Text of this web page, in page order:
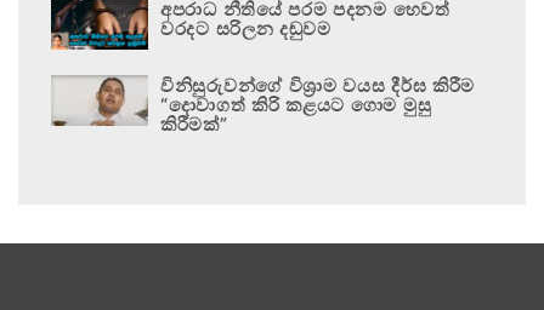
අපරාධ නීතියේ පරම පදනම හෙවත්
වරදට සරිලන දඬුවම
විනිසුරුවන්ගේ විශ්‍රාම වයස දීර්ඝ කිරීම
“දොවාගත් කිරි කළයට ගොම මුසු
කිරීමක්”